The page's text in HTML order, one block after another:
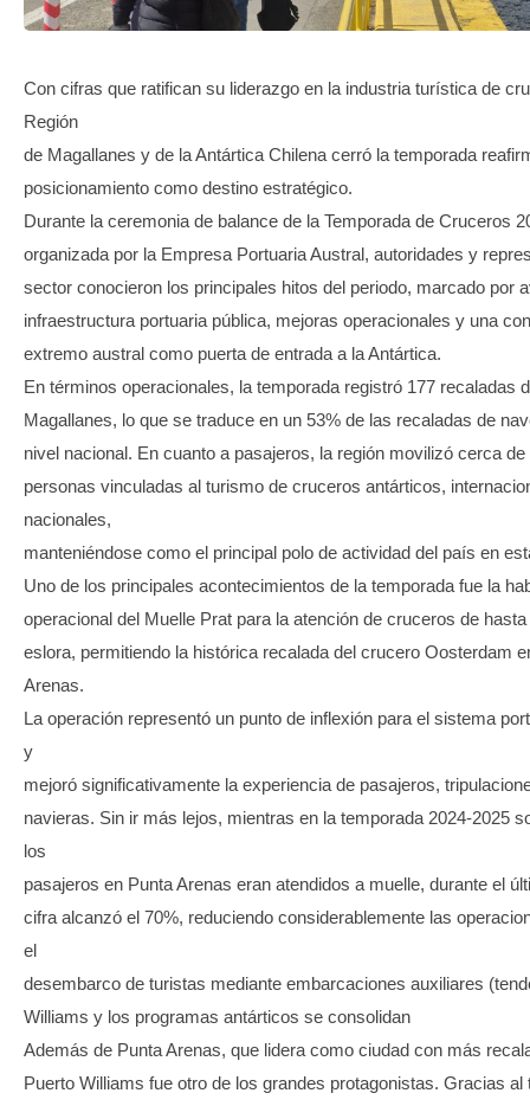
Con cifras que ratifican su liderazgo en la industria turística de
Región
de Magallanes y de la Antártica Chilena cerró la temporada
posicionamiento como destino estratégico.
Durante la ceremonia de balance de la Temporada de Cruceros
organizada por la Empresa Portuaria Austral, autoridades y
sector conocieron los principales hitos del periodo, marcado por
infraestructura portuaria pública, mejoras operacionales y una
extremo austral como puerta de entrada a la Antártica.
En términos operacionales, la temporada registró 177 recaladas
Magallanes, lo que se traduce en un 53% de las recaladas de
nivel nacional. En cuanto a pasajeros, la región movilizó cerca de
personas vinculadas al turismo de cruceros antárticos,
nacionales,
manteniéndose como el principal polo de actividad del país en
Uno de los principales acontecimientos de la temporada fue la
operacional del Muelle Prat para la atención de cruceros de
eslora, permitiendo la histórica recalada del crucero Oosterdam
Arenas.
La operación representó un punto de inflexión para el sistema
y
mejoró significativamente la experiencia de pasajeros,
navieras. Sin ir más lejos, mientras en la temporada 2024-2025
los
pasajeros en Punta Arenas eran atendidos a muelle, durante el
cifra alcanzó el 70%, reduciendo considerablemente las
el
desembarco de turistas mediante embarcaciones auxiliares
Williams y los programas antárticos se consolidan
Además de Punta Arenas, que lidera como ciudad con más
Puerto Williams fue otro de los grandes protagonistas. Gracias al